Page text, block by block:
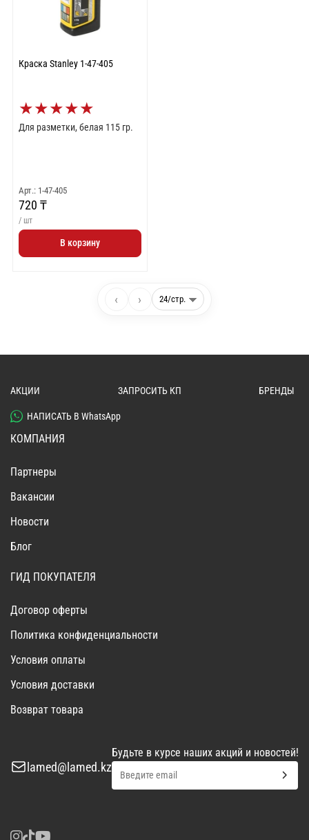
Краска Stanley 1-47-405
★★★★★
Для разметки, белая 115 гр.
Арт.: 1-47-405
720 ₸
/ шт
В корзину
‹ ›
АКЦИИ ЗАПРОСИТЬ КП БРЕНДЫ
НАПИСАТЬ В WhatsApp
КОМПАНИЯ
Партнеры
Вакансии
Новости
Блог
ГИД ПОКУПАТЕЛЯ
Договор оферты
Политика конфиденциальности
Условия оплаты
Условия доставки
Возврат товара
lamed@lamed.kz
Будьте в курсе наших акций и новостей!